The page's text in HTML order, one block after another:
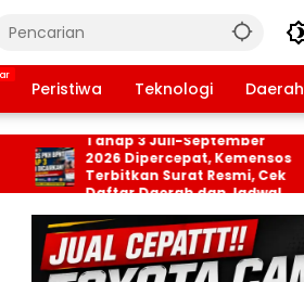
Peristiwa Teknologi Daerah
Bansos PKH dan BPNT
Tahap 3 Juli-September
2026 Dipercepat, Kemensos
Terbitkan Surat Resmi, Cek
Daftar Daerah dan Jadwal